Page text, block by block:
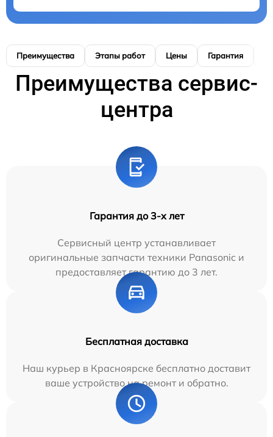
Преимущества Этапы работ Цены Гарантия
Преимущества сервис-
центра
Гарантия до 3-х лет
Сервисный центр устанавливает
оригинальные запчасти техники Panasonic и
предоставляет гарантию до 3 лет.
Бесплатная доставка
Наш курьер в Красноярске бесплатно доставит
ваше устройство на ремонт и обратно.